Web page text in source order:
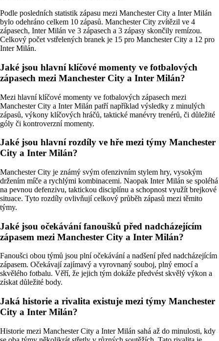
Podle posledních statistik zápasu mezi Manchester City a Inter Milán
bylo odehráno celkem 10 zápasů. Manchester City zvítězil ve 4
zápasech, Inter Milán ve 3 zápasech a 3 zápasy skončily remízou.
Celkový počet vstřelených branek je 15 pro Manchester City a 12 pro
Inter Milán.
Jaké jsou hlavní klíčové momenty ve fotbalových
zápasech mezi Manchester City a Inter Milán?
Mezi hlavní klíčové momenty ve fotbalových zápasech mezi
Manchester City a Inter Milán patří například výsledky z minulých
zápasů, výkony klíčových hráčů, taktické manévry trenérů, či důležité
góly či kontroverzní momenty.
Jaké jsou hlavní rozdíly ve hře mezi týmy Manchester
City a Inter Milán?
Manchester City je známý svým ofenzivním stylem hry, vysokým
držením míče a rychlými kombinacemi. Naopak Inter Milán se spoléhá
na pevnou defenzivu, taktickou disciplínu a schopnost využít brejkové
situace. Tyto rozdíly ovlivňují celkový průběh zápasů mezi těmito
týmy.
Jaké jsou očekávání fanoušků před nadcházejícím
zápasem mezi Manchester City a Inter Milán?
Fanoušci obou týmů jsou plní očekávání a nadšení před nadcházejícím
zápasem. Očekávají zajímavý a vyrovnaný souboj, plný emocí a
skvělého fotbalu. Věří, že jejich tým dokáže předvést skvělý výkon a
získat důležité body.
Jaká historie a rivalita existuje mezi týmy Manchester
City a Inter Milán?
Historie mezi Manchester City a Inter Milán sahá až do minulosti, kdy